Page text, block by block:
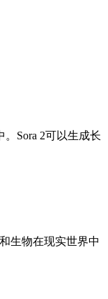
Sora 2可以生成长
生物在现实世界中